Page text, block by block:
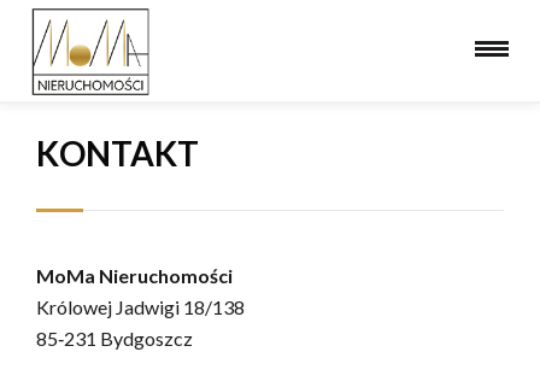
KONTAKT
MoMa Nieruchomości
Królowej Jadwigi 18/138
85‑231 Bydgoszcz